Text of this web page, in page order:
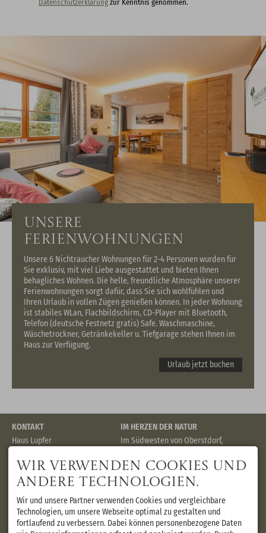
Datenschutzerklärung zur Kenntnis genommen.
Unsere
Ferienwohnungen
Unsere 6 Nichtraucher Wohnungen für 2-4 Personen wurden für
Sie exklusiv, mit viel Liebe ausgestattet und bieten Ihnen
behagliches Wohnen. Die helle, freundliche Atmosphäre unserer
Ferienwohnungen sorgt dafür, dass Sie sich wohlfühlen und
Ihren Urlaub in vollen Zügen genießen können. In jeder Wohnung
ist stabiles WLan, Flachbildschirm, CD-Player mit Bluetooth,
Telefon (deutsche Festnetz gratis) Safe. Waschmaschine,
Wäschetrockner, Getränkekeller u. Tiefgarage stehen Ihnen im
Haus zur Verfügung.
Urlaub jetzt buchen
KONTAKT
Haus Lupfer
Reithallenweg 5 a
87561 Oberstdorf
DEUTSCHLAND
Mobil +49 176 87483585
info@haus-lupfer-
oberstdorf.de
IM HERZEN DER NATUR
Im Südwesten von Oberstdorf,
Haus Lupfer. Idealer
Ausgangspunkt für
Wanderungen, Radtouren und
Spaziergängen. Die
Langlaufloipe liegt in der Nähe.
Das Zentrum mit vielen
attraktiven
Einkaufsmöglichkeiten
Wir verwenden Cookies und
andere Technologien.
Wir und unsere Partner verwenden Cookies und vergleichbare
Technologien, um unsere Webseite optimal zu gestalten und
fortlaufend zu verbessern. Dabei können personenbezogene Daten